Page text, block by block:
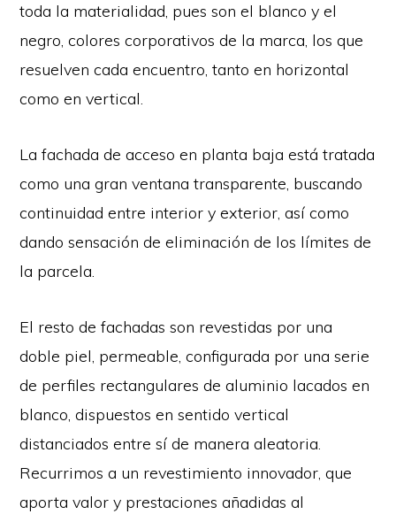
toda la materialidad, pues son el blanco y el
negro, colores corporativos de la marca, los que
resuelven cada encuentro, tanto en horizontal
como en vertical.
La fachada de acceso en planta baja está tratada
como una gran ventana transparente, buscando
continuidad entre interior y exterior, así como
dando sensación de eliminación de los límites de
la parcela.
El resto de fachadas son revestidas por una
doble piel, permeable, configurada por una serie
de perfiles rectangulares de aluminio lacados en
blanco, dispuestos en sentido vertical
distanciados entre sí de manera aleatoria.
Recurrimos a un revestimiento innovador, que
aporta valor y prestaciones añadidas al